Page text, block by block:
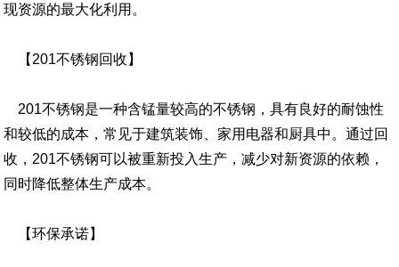
现资源的最大化利用。
【201不锈钢回收】
201不锈钢是一种含锰量较高的不锈钢，具有良好的耐蚀性
和较低的成本，常见于建筑装饰、家用电器和厨具中。通过回
收，201不锈钢可以被重新投入生产，减少对新资源的依赖，
同时降低整体生产成本。
【环保承诺】